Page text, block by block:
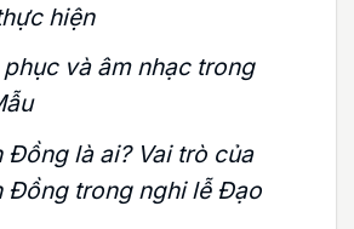
hiện
phục và âm nhạc trong
Đồng là ai? Vai trò của
Đồng trong nghi lễ Đạo